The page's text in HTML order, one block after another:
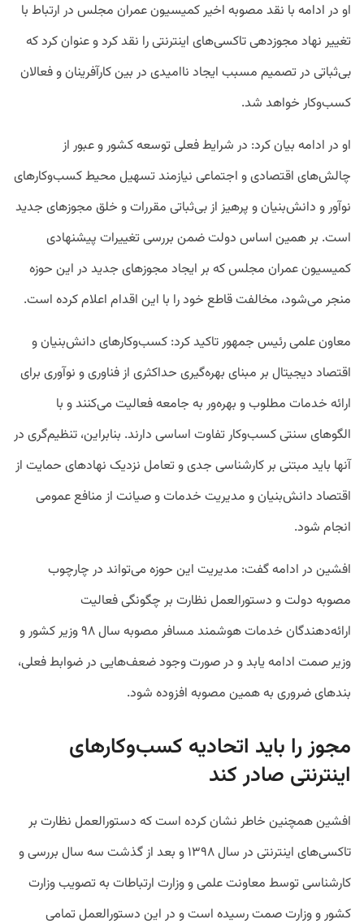
او در ادامه با نقد مصوبه اخیر کمیسیون عمران مجلس در ارتباط با
تغییر نهاد مجوزدهی تاکسی‌های اینترنتی را نقد کرد و عنوان کرد که
بی‌ثباتی در تصمیم مسبب ایجاد ناامیدی در بین کارآفرینان و فعالان
کسب‌وکار خواهد شد.
او در ادامه بیان کرد: در شرایط فعلی توسعه کشور و عبور از
چالش‌های اقتصادی و اجتماعی نیازمند تسهیل محیط کسب‌وکارهای
نوآور و دانش‌بنیان و پرهیز از بی‌ثباتی مقررات و خلق مجوزهای جدید
است. بر همین اساس دولت ضمن بررسی تغییرات پیشنهادی
کمیسیون عمران مجلس که بر ایجاد مجوزهای جدید در این حوزه
منجر می‌شود، مخالفت قاطع خود را با این اقدام اعلام کرده است.
معاون علمی رئیس جمهور تاکید کرد: کسب‌وکارهای دانش‌بنیان و
اقتصاد دیجیتال بر مبنای بهره‌گیری حداکثری از فناوری و نوآوری برای
ارائه خدمات مطلوب و بهره‌ور به جامعه فعالیت می‌کنند و با
الگوهای سنتی کسب‌و‌کار تفاوت اساسی دارند. بنابراین، تنظیم‌‌گری در
آنها باید مبتنی بر کارشناسی جدی و تعامل نزدیک نهادهای حمایت از
اقتصاد دانش‌بنیان و مدیریت خدمات و صیانت از منافع عمومی
انجام شود.
افشین در ادامه گفت: مدیریت این حوزه می‌تواند در چارچوب
مصوبه دولت و دستورالعمل نظارت بر چگونگی فعالیت
ارائه‌دهندگان خدمات هوشمند مسافر مصوبه سال ۹۸ وزیر کشور و
وزیر صمت ادامه یابد و در صورت وجود ضعف‌هایی در ضوابط فعلی،
بندهای ضروری به همین مصوبه افزوده شود.
مجوز را باید اتحادیه کسب‌وکارهای
اینترنتی صادر کند
افشین همچنین خاطر نشان کرده است که دستورالعمل نظارت بر
تاکسی‌های اینترنتی در سال ۱۳۹۸ و بعد از گذشت سه سال بررسی و
کارشناسی توسط معاونت علمی و وزارت ارتباطات به تصویب وزارت
کشور و وزارت صمت رسیده است و در این دستورالعمل تمامی